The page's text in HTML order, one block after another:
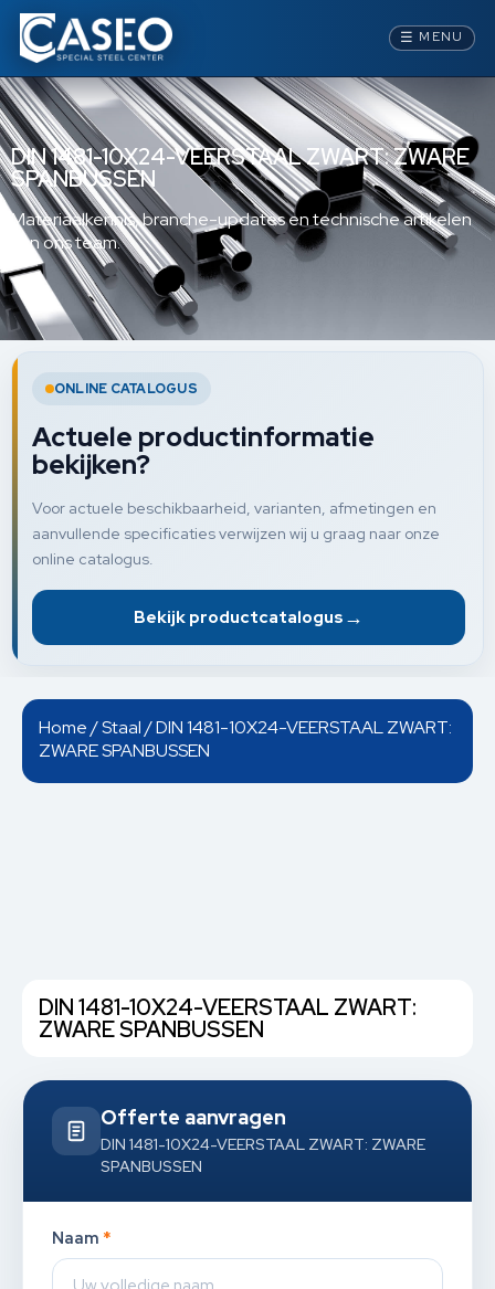
☰ MENU
DIN 1481-10X24-VEERSTAAL ZWART: ZWARE
SPANBUSSEN
Materiaalkennis, branche-updates en technische artikelen
van ons team.
ONLINE CATALOGUS
Actuele productinformatie
bekijken?
Voor actuele beschikbaarheid, varianten, afmetingen en
aanvullende specificaties verwijzen wij u graag naar onze
online catalogus.
Bekijk productcatalogus →
Home/Staal/ DIN 1481-10X24-VEERSTAAL ZWART:
ZWARE SPANBUSSEN
DIN 1481-10X24-VEERSTAAL ZWART:
ZWARE SPANBUSSEN
Offerte aanvragen
DIN 1481-10X24-VEERSTAAL ZWART: ZWARE
SPANBUSSEN
Naam *